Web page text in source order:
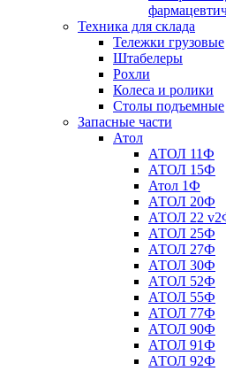
Техника для склада
Тележки грузовые
Штабелеры
Рохли
Колеса и ролики
Столы подъемные
Запасные части
Атол
АТОЛ 11Ф
АТОЛ 15Ф
Атол 1Ф
АТОЛ 20Ф
АТОЛ 22
АТОЛ 25Ф
АТОЛ 27Ф
АТОЛ 30Ф
АТОЛ 52Ф
АТОЛ 55Ф
АТОЛ 77Ф
АТОЛ 90Ф
АТОЛ 91Ф
АТОЛ 92Ф